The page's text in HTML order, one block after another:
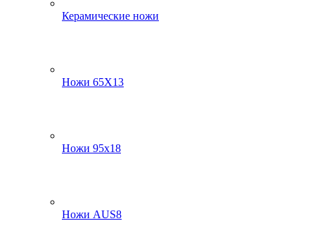
Керамические ножи
Ножи 65Х13
Ножи 95х18
Ножи AUS8